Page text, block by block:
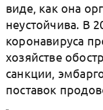
виде, как она
неустойчива. В
коронавируса
хозяйстве
санкции,
поставок